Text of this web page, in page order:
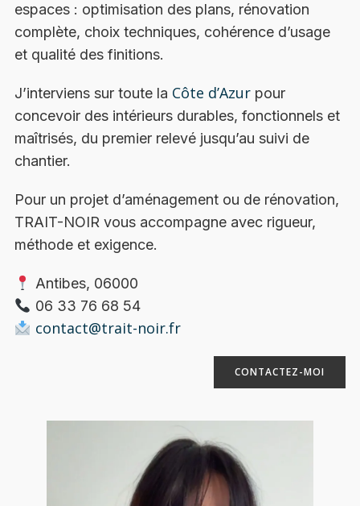
espaces : optimisation des plans, rénovation
complète, choix techniques, cohérence d’usage
et qualité des finitions.
J’interviens sur toute la Côte d’Azur pour
concevoir des intérieurs durables, fonctionnels et
maîtrisés, du premier relevé jusqu’au suivi de
chantier.
Pour un projet d’aménagement ou de rénovation,
TRAIT-NOIR vous accompagne avec rigueur,
méthode et exigence.
Antibes, 06000
06 33 76 68 54
contact@trait-noir.fr
CONTACTEZ-MOI